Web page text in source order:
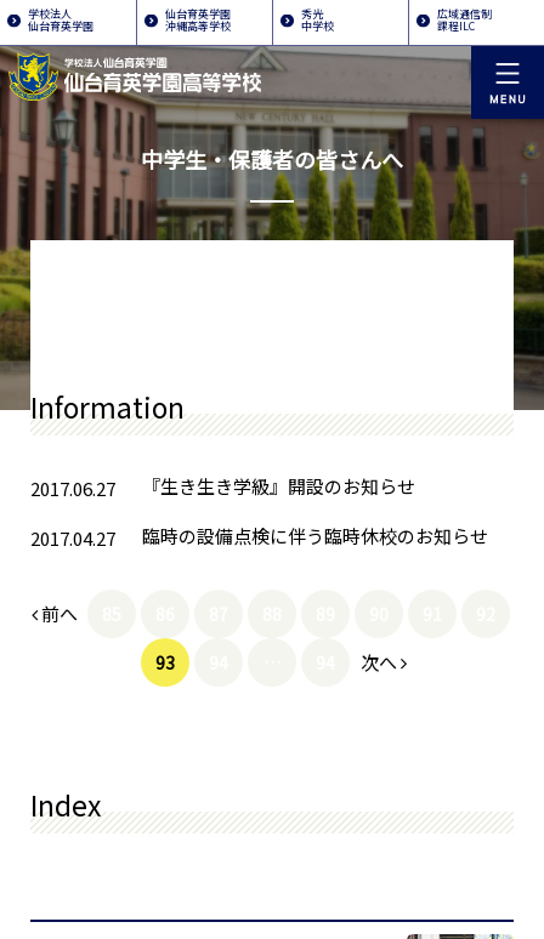
学校法人
仙台育英学園
仙台育英学園
沖縄高等学校
秀光
中学校
広域通信制
課程ILC
中学生・保護者の皆さんへ
Information
2017.06.27 『生き生き学級』開設のお知らせ
2017.04.27 臨時の設備点検に伴う臨時休校のお知らせ
前へ
93
次へ
Index